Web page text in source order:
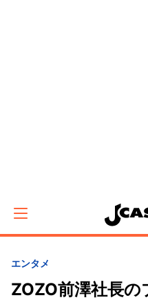
エンタメ
ZOZO前澤社長